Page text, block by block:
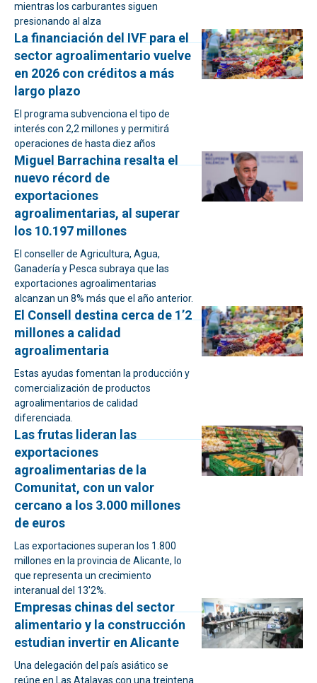
mientras los carburantes siguen
presionando al alza
La financiación del IVF para el
sector agroalimentario vuelve
en 2026 con créditos a más
largo plazo
El programa subvenciona el tipo de
interés con 2,2 millones y permitirá
operaciones de hasta diez años
Miguel Barrachina resalta el
nuevo récord de
exportaciones
agroalimentarias, al superar
los 10.197 millones
El conseller de Agricultura, Agua,
Ganadería y Pesca subraya que las
exportaciones agroalimentarias
alcanzan un 8% más que el año anterior.
El Consell destina cerca de 1’2
millones a calidad
agroalimentaria
Estas ayudas fomentan la producción y
comercialización de productos
agroalimentarios de calidad
diferenciada.
Las frutas lideran las
exportaciones
agroalimentarias de la
Comunitat, con un valor
cercano a los 3.000 millones
de euros
Las exportaciones superan los 1.800
millones en la provincia de Alicante, lo
que representa un crecimiento
interanual del 13'2%.
Empresas chinas del sector
alimentario y la construcción
estudian invertir en Alicante
Una delegación del país asiático se
reúne en Las Atalayas con una treintena